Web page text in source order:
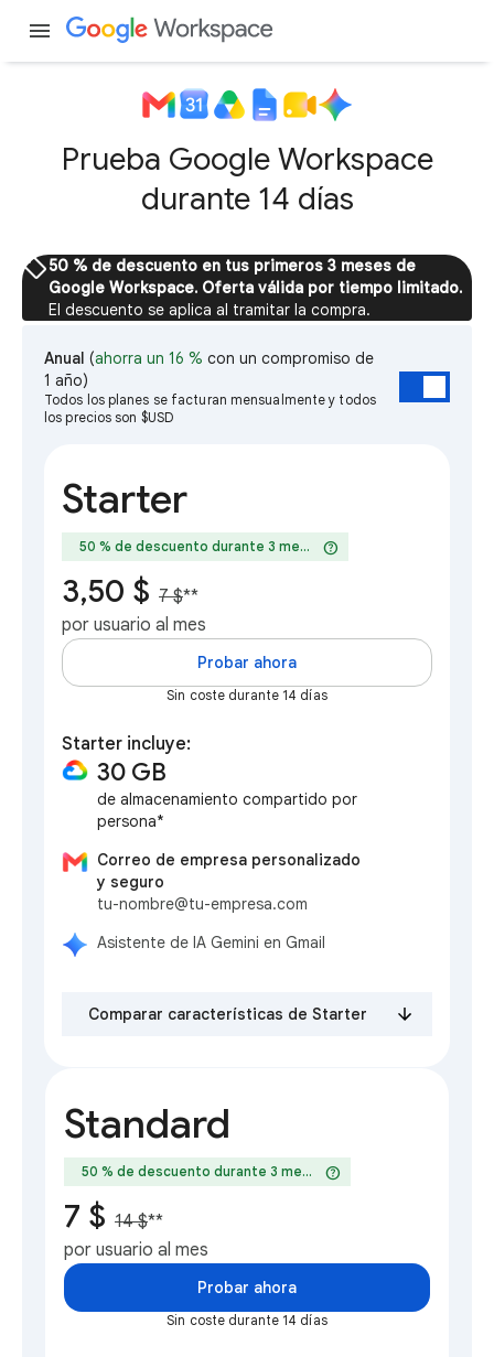
menu
Prueba Google Workspace
durante 14 días
sell50 % de descuento en tus primeros 3 meses de
Google Workspace. Oferta válida por tiempo limitado.
El descuento se aplica al tramitar la compra.
Anual (ahorra un 16 % con un compromiso de
1 año)
Todos los planes se facturan mensualmente y todos
los precios son $USD
Starter
50 % de descuento durante 3 meseshelp
3,50 $ 7 $**
por usuario al mes
Probar ahora
Sin coste durante 14 días
Starter incluye:
30 GB
de almacenamiento compartido por
persona*
Correo de empresa personalizado
y seguro
tu-nombre@tu-empresa.com
Asistente de IA Gemini en Gmail
Comparar características de Starter
Standard
50 % de descuento durante 3 meseshelp
7 $ 14 $**
por usuario al mes
Probar ahora
Sin coste durante 14 días